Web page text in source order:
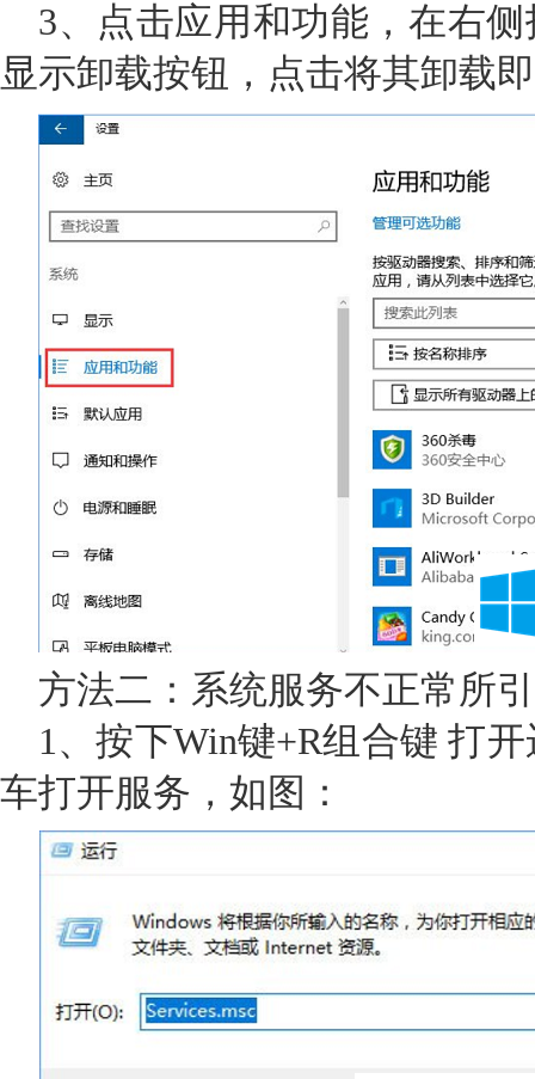
3、点击应用和功能，在右侧
显示卸载按钮，点击将其卸载
方法二：系统服务不正常所
1、按下Win键+R组合键 打开
车打开服务，如图：